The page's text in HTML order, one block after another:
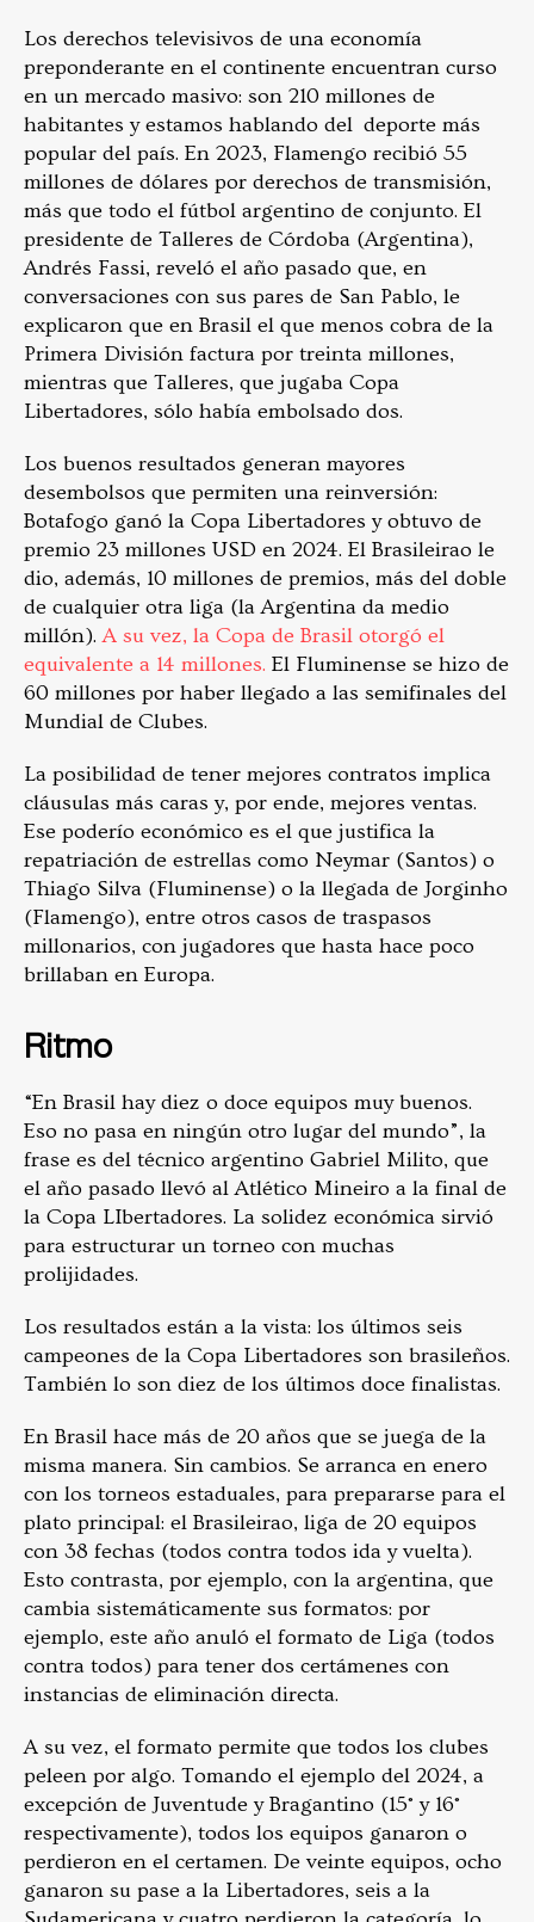
Los derechos televisivos de una economía
preponderante en el continente encuentran curso
en un mercado masivo: son 210 millones de
habitantes y estamos hablando del deporte más
popular del país. En 2023, Flamengo recibió 55
millones de dólares por derechos de transmisión,
más que todo el fútbol argentino de conjunto. El
presidente de Talleres de Córdoba (Argentina),
Andrés Fassi, reveló el año pasado que, en
conversaciones con sus pares de San Pablo, le
explicaron que en Brasil el que menos cobra de la
Primera División factura por treinta millones,
mientras que Talleres, que jugaba Copa
Libertadores, sólo había embolsado dos.
Los buenos resultados generan mayores
desembolsos que permiten una reinversión:
Botafogo ganó la Copa Libertadores y obtuvo de
premio 23 millones USD en 2024. El Brasileirao le
dio, además, 10 millones de premios, más del doble
de cualquier otra liga (la Argentina da medio
millón). A su vez, la Copa de Brasil otorgó el
equivalente a 14 millones. El Fluminense se hizo de
60 millones por haber llegado a las semifinales del
Mundial de Clubes.
La posibilidad de tener mejores contratos implica
cláusulas más caras y, por ende, mejores ventas.
Ese poderío económico es el que justifica la
repatriación de estrellas como Neymar (Santos) o
Thiago Silva (Fluminense) o la llegada de Jorginho
(Flamengo), entre otros casos de traspasos
millonarios, con jugadores que hasta hace poco
brillaban en Europa.
Ritmo
“En Brasil hay diez o doce equipos muy buenos.
Eso no pasa en ningún otro lugar del mundo”, la
frase es del técnico argentino Gabriel Milito, que
el año pasado llevó al Atlético Mineiro a la final de
la Copa LIbertadores. La solidez económica sirvió
para estructurar un torneo con muchas
prolijidades.
Los resultados están a la vista: los últimos seis
campeones de la Copa Libertadores son brasileños.
También lo son diez de los últimos doce finalistas.
En Brasil hace más de 20 años que se juega de la
misma manera. Sin cambios. Se arranca en enero
con los torneos estaduales, para prepararse para el
plato principal: el Brasileirao, liga de 20 equipos
con 38 fechas (todos contra todos ida y vuelta).
Esto contrasta, por ejemplo, con la argentina, que
cambia sistemáticamente sus formatos: por
ejemplo, este año anuló el formato de Liga (todos
contra todos) para tener dos certámenes con
instancias de eliminación directa.
A su vez, el formato permite que todos los clubes
peleen por algo. Tomando el ejemplo del 2024, a
excepción de Juventude y Bragantino (15° y 16°
respectivamente), todos los equipos ganaron o
perdieron en el certamen. De veinte equipos, ocho
ganaron su pase a la Libertadores, seis a la